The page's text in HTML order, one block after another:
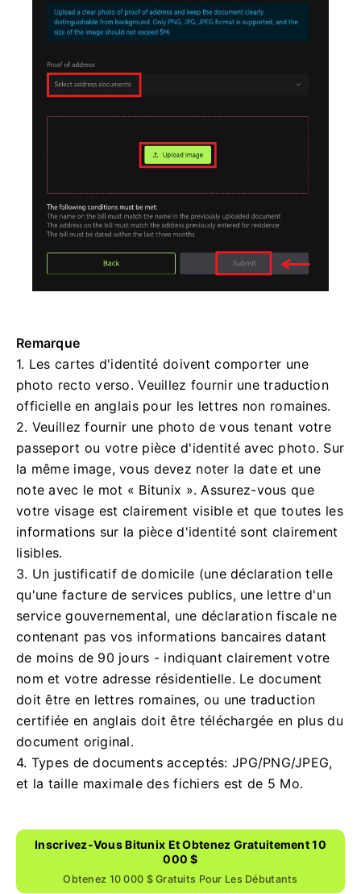
Remarque
1. Les cartes d'identité doivent comporter une
photo recto verso.Veuillez fournir une traduction
officielle en anglais pour les lettres non romaines.
2. Veuillez fournir une photo de vous tenant votre
passeport ou votre pièce d'identité avec photo. Sur
la même image, vous devez noter la date et une
note avec le mot « Bitunix ». Assurez-vous que
votre visage est clairement visible et que toutes les
informations sur la pièce d'identité sont clairement
lisibles.
3. Un justificatif de domicile (une déclaration telle
qu'une facture de services publics, une lettre d'un
service gouvernemental, une déclaration fiscale ne
contenant pas vos informations bancaires datant
de moins de 90 jours - indiquant clairement votre
nom et votre adresse résidentielle. Le document
doit être en lettres romaines, ou une traduction
certifiée en anglais doit être téléchargée en plus du
document original.
4. Types de documents acceptés: JPG/PNG/JPEG,
et la taille maximale des fichiers est de 5 Mo.
Inscrivez-Vous Bitunix Et Obtenez Gratuitement 10
000 $
Obtenez 10 000 $ Gratuits Pour Les Débutants